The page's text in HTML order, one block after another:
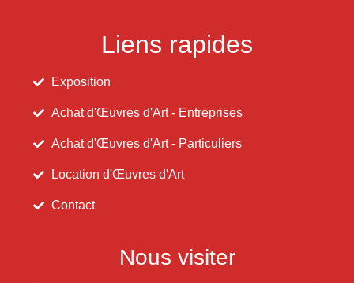
Liens rapides
Exposition
Achat d'Œuvres d'Art - Entreprises
Achat d'Œuvres d'Art - Particuliers
Location d'Œuvres d'Art
Contact
Nous visiter